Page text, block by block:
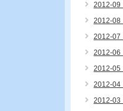
2012-09
2012-08
2012-07
2012-06
2012-05
2012-04
2012-03